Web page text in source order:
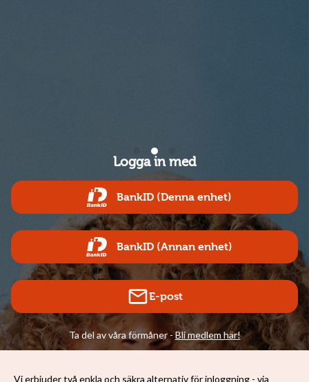
Logga in med
BankID (Denna enhet)
BankID (Annan enhet)
E-post
Ta del av våra förmåner -Bli medlem här!
Vi erbjuder två enkla och säkra alternativ för inloggning - via